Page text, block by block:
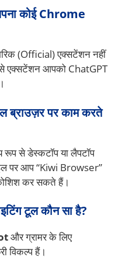
कोई Chrome
(Official) एक्सटेंशन नहीं
एक्सटेंशन आपको ChatGPT
ब्राउज़र पर काम करते
रूप से डेस्कटॉप या लैपटॉप
पर आप “Kiwi Browser”
कर सकते हैं।
टूल कौन सा है?
और ग्रामर के लिए
विकल्प हैं।